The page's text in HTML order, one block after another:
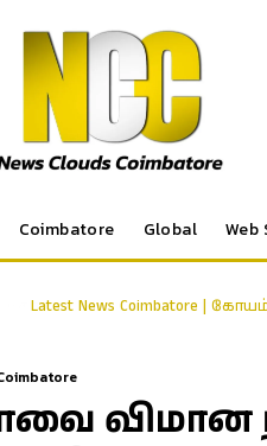
Coimbatore Global Web
Latest News Coimbatore |
விமான